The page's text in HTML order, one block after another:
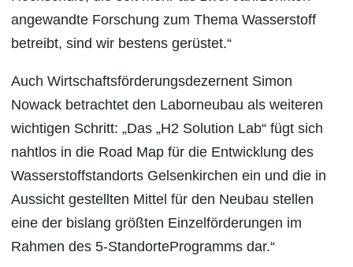
angewandte Forschung zum Thema Wasserstoff
betreibt, sind wir bestens gerüstet.“
Auch Wirtschaftsförderungsdezernent Simon
Nowack betrachtet den Laborneubau als weiteren
wichtigen Schritt: „Das „H2 Solution Lab“ fügt sich
nahtlos in die Road Map für die Entwicklung des
Wasserstoffstandorts Gelsenkirchen ein und die in
Aussicht gestellten Mittel für den Neubau stellen
eine der bislang größten Einzelförderungen im
Rahmen des 5-StandorteProgramms dar.“